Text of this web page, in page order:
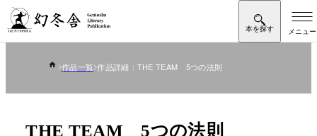
作品一覧 作品詳細：THE TEAM 5つの法則
THE TEAM 5つの法則